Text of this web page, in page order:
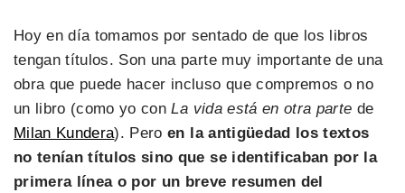
Hoy en día tomamos por sentado de que los libros
tengan títulos. Son una parte muy importante de una
obra que puede hacer incluso que compremos o no
un libro (como yo conLa vida está en otra parte de
Milan Kundera). Peroen la antigüedad los textos
no tenían títulos sino que se identificaban por la
primera línea o por un breve resumen del